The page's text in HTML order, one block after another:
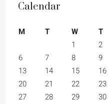
Calendar
M T W T
1
2
6
7 8 9
13
14 15 16
20
21 22 23
27
28 29 30